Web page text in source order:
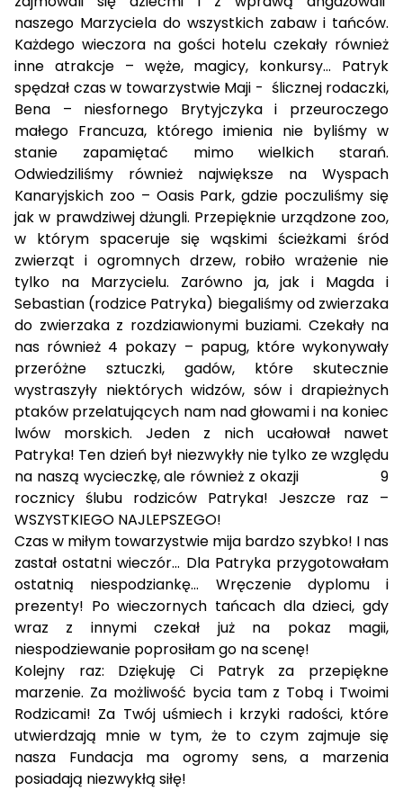
naszego Marzyciela do wszystkich zabaw i tańców.
Każdego wieczora na gości hotelu czekały również
inne atrakcje – węże, magicy, konkursy… Patryk
spędzał czas w towarzystwie Maji - ślicznej rodaczki,
Bena – niesfornego Brytyjczyka i przeuroczego
małego Francuza, którego imienia nie byliśmy w
stanie zapamiętać mimo wielkich starań.
Odwiedziliśmy również największe na Wyspach
Kanaryjskich zoo – Oasis Park, gdzie poczuliśmy się
jak w prawdziwej dżungli. Przepięknie urządzone zoo,
w którym spaceruje się wąskimi ścieżkami śród
zwierząt i ogromnych drzew, robiło wrażenie nie
tylko na Marzycielu. Zarówno ja, jak i Magda i
Sebastian (rodzice Patryka) biegaliśmy od zwierzaka
do zwierzaka z rozdziawionymi buziami. Czekały na
nas również 4 pokazy – papug, które wykonywały
przeróżne sztuczki, gadów, które skutecznie
wystraszyły niektórych widzów, sów i drapieżnych
ptaków przelatujących nam nad głowami i na koniec
lwów morskich. Jeden z nich ucałował nawet
Patryka! Ten dzień był niezwykły nie tylko ze względu
na naszą wycieczkę, ale również z okazji
9
rocznicy ślubu rodziców Patryka! Jeszcze raz –
WSZYSTKIEGO NAJLEPSZEGO!
Czas w miłym towarzystwie mija bardzo szybko! I nas
zastał ostatni wieczór… Dla Patryka przygotowałam
ostatnią niespodziankę… Wręczenie dyplomu i
prezenty! Po wieczornych tańcach dla dzieci, gdy
wraz z innymi czekał już na pokaz magii,
niespodziewanie poprosiłam go na scenę!
Kolejny raz: Dziękuję Ci Patryk za przepiękne
marzenie. Za możliwość bycia tam z Tobą i Twoimi
Rodzicami! Za Twój uśmiech i krzyki radości, które
utwierdzają mnie w tym, że to czym zajmuje się
nasza Fundacja ma ogromy sens, a marzenia
posiadają niezwykłą siłę!